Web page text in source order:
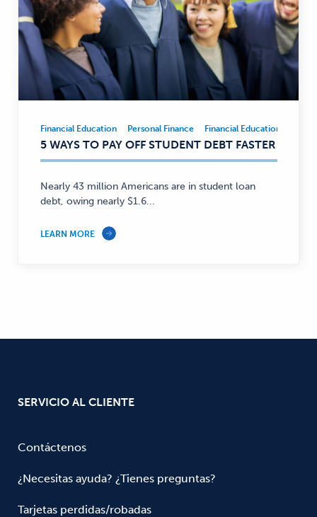
Financial
Education,
Personal
Finance
—
Financial Education Personal Finance Financial Education
5 WAYS TO PAY OFF STUDENT DEBT FASTER
Nearly 43 million Americans are in student loan
debt, owing nearly $1.6...
LEARN MORE
SERVICIO AL CLIENTE
Contáctenos
¿Necesitas ayuda? ¿Tienes preguntas?
Tarjetas perdidas/robadas